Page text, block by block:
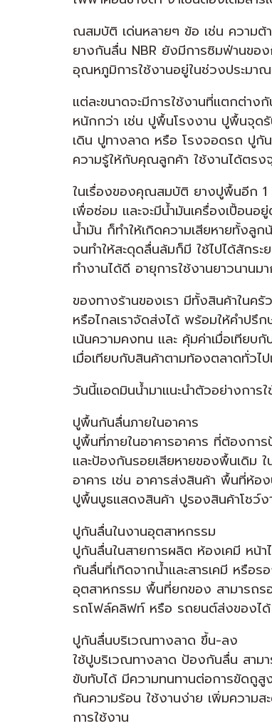
ณสมบัติ เด่นหลายๆ ข้อ เช่น ความต้
ยางกันลื่น NBR ยังมีการซิมฟ่านขอ
อุณหภูมิการใช้งานอยู่ในช่วงประมา
เเต่ละขนาดจะมีการใช้งานที่เเตกต่า
หนักกว่า เช่น ปูพื้นโรงงาน ปูพื้นจุดรั
เดิน ปูทางลาด หรือ โรงจอดรถ ปูกั
ความรู้ให้กับคุณลูกค้า ใช้งานได้ตรง
ในเรื่องของคุณสมบัติ ยางปูพื้นอีก 1
เพื่อซ่อม เเละจะมีน้ำมันเครื่องเปื้อ
น้ำมัน ก็ทำให้เกิดความเสียหายทั้งลูก
จนทำให้สะดุดลื่นล้มก็มี ใช้ไปได้สักร
ทำงานได้ดี อายุการใช้งานยาวนานมา
ของทางร้านของเรา มีทั้งสินค้าในครั
หรือไกลเราจัดส่งได้ พร้อมให้คำปรึ
เน้นความคงทน เเละ คุ้มค่าเมื่อเทีย
เมื่อเทียบกับสินค้าตามท้องตลาดทั่วไ
วันนี้เเอดมินน้ำมาเเนะนำตัวอย่างก
ปูพื้นกันลื่นภายในอาคาร
ปูพื้นที่ภายในอาคารอาคาร ที่ต้องกา
เเละป้องกันรอยเสียหายของพื้นเดิม
อาคาร เช่น อาคารส่งสินค้า พื้นที่ห้อ
ปูพื้นบูธเเสดงสินค้า ปูรองสินค้าโชว์
ปูกันลื่นในงานอุตสาหกรรม
ปูกันลื่นในสายการผลิต ห้องเคมี หน้า
กันลื่นที่เกิดจากน้ำเเละสารเคมี หรือ
อุตสาหกรรม พื้นที่ยกของ สามารถร
รถโฟล์คลิฟท์ หรือ รถยนต์ส่งของได้
ปูกันลื่นบริเวณทางลาด ขึ้น-ลง
ใช้ปูบริเวณทางลาด ป้องกันลื่น สาม
ขับทับได้ มีความทนทานต่อการขัดถูสู
กันความร้อน ใช้งานง่าย เพิ่มความส
การใช้งาน